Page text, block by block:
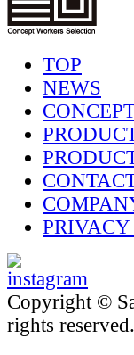
TOP
NEWS
Copyright ©
rights reserved.